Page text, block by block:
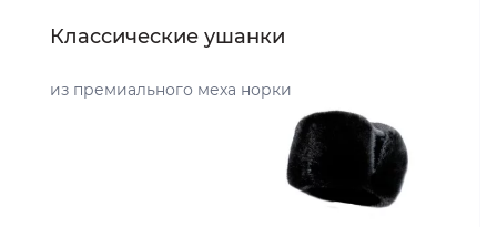
Классические ушанки
из премиального меха норки